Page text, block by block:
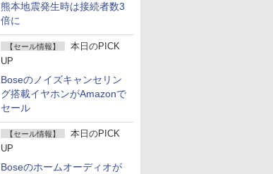
熊本地震発生時は接続者数3
倍に
【セール情報】
本日のPICK
UP
Boseのノイズキャンセリン
グ搭載イヤホンがAmazonで
セール
【セール情報】
本日のPICK
UP
Boseのホームオーディオが